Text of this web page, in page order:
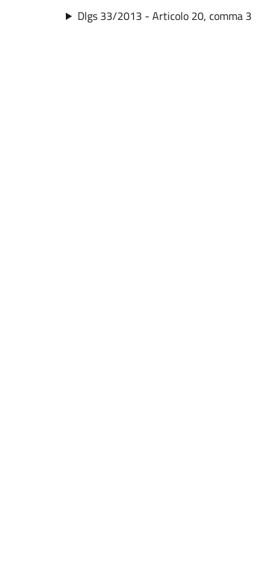
Dlgs 33/2013 - Articolo 20, comma 3